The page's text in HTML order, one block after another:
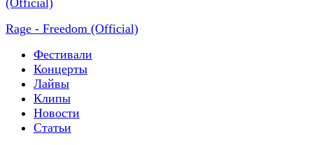
Rage - Freedom (Official)
Фестивали
Концерты
Лайвы
Клипы
Новости
Статьи